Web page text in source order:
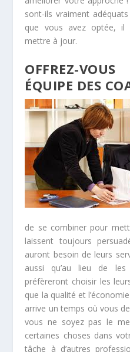
sont-ils vraiment
que vous avez optée,
mettre à jour.
OFFREZ-
ÉQUIPE DES
de se combiner pour
laissent toujours
auront besoin de leurs
aussi qu’au lieu de
préfèreront choisir les
que la qualité et
arrive un temps où vous
vous ne soyez pas le
certaines choses dans
tâche à d’autres